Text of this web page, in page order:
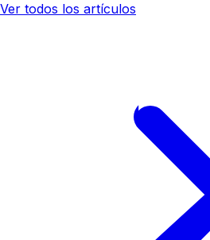
Ver todos los artículos